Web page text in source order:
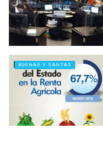
BUENAS Y SANTAS